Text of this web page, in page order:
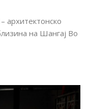
архитектонско
на Шангај Во